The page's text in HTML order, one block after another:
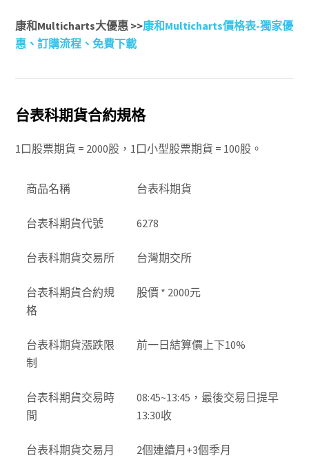
康和Multicharts大優惠 >>康和Multicharts價格表-獨家優
惠、訂購流程、免費下載
台表科期貨合約規格
1口股票期貨 = 2000股，1口小型股票期貨 = 100股。
商品名稱 台表科期貨
台表科期貨代號 6278
台表科期貨交易所 台灣期交所
台表科期貨合約規
格
股價 * 2000元
台表科期貨漲跌限
制
前一日結算價上下10%
台表科期貨交易時
間
08:45~13:45，最後交易日提早
13:30收
台表科期貨交易月
2個連續月+3個季月